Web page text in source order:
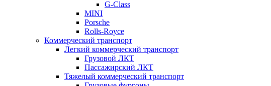
G-Class
MINI
Porsche
Rolls-Royce
Коммерческий транспорт
Легкий коммерческий транспорт
Грузовой ЛКТ
Пассажирский ЛКТ
Тяжелый коммерческий транспорт